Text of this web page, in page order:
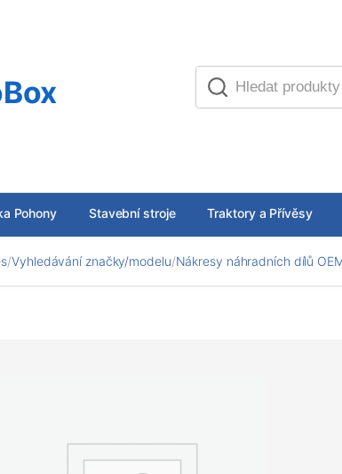
Pohony Stavební stroje Traktory a Přívěsy
/Vyhledávání značky/modelu/Nákresy náhradních dílů